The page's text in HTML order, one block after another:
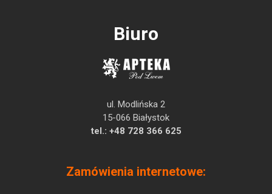
Biuro
ul. Modlińska 2
15-066 Białystok
tel.: +48 728 366 625
Zamówienia internetowe: